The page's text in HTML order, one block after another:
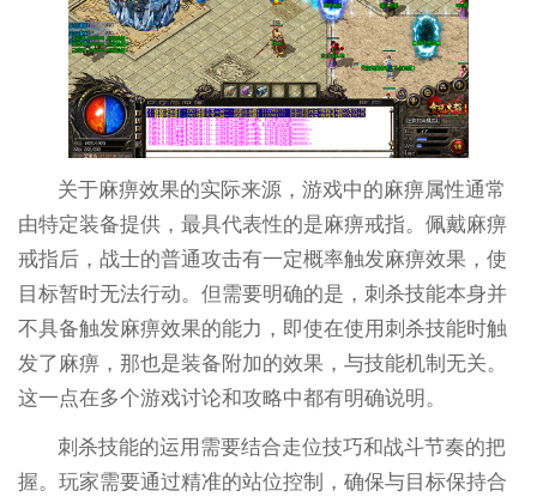
关于麻痹效果的实际来源，游戏中的麻痹属性通常
由特定装备提供，最具代表性的是麻痹戒指。佩戴麻痹
戒指后，战士的普通攻击有一定概率触发麻痹效果，使
目标暂时无法行动。但需要明确的是，刺杀技能本身并
不具备触发麻痹效果的能力，即使在使用刺杀技能时触
发了麻痹，那也是装备附加的效果，与技能机制无关。
这一点在多个游戏讨论和攻略中都有明确说明。
刺杀技能的运用需要结合走位技巧和战斗节奏的把
握。玩家需要通过精准的站位控制，确保与目标保持合